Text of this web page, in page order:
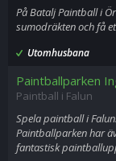
På Batalj Paintball i
sumodräkten och få
Utomhusbana
Paintballparken
Paintball i Falun
Spela paintball i
Paintballparken har
fantastisk